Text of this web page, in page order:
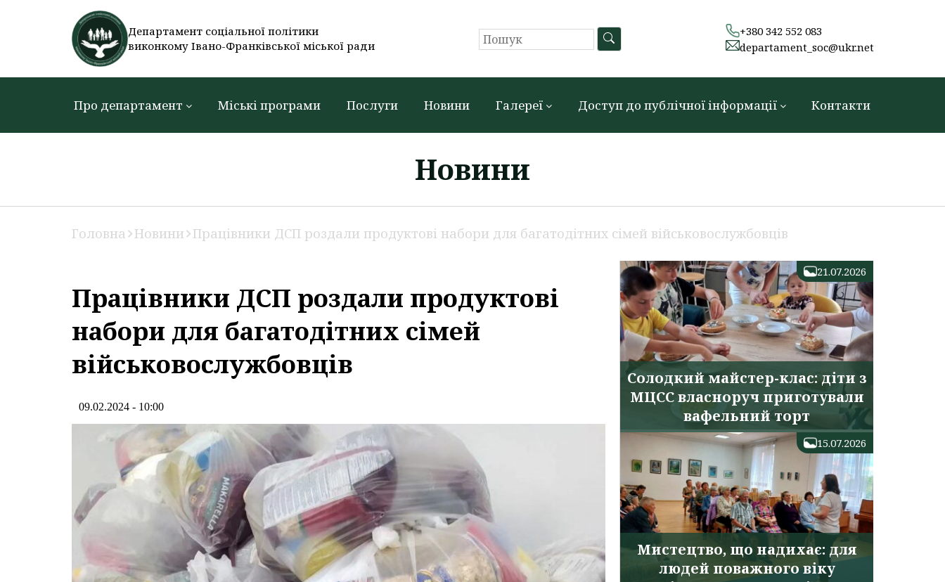
Департамент соціальної політики
виконкому Івано-Франківської міської ради
+380 342 552 083
departament_soc@ukr.net
Про департамент Міські програми Послуги Новини Галереї Доступ до публічної інформації Контакти
Новини
Головна Новини Працівники ДСП роздали продуктові набори для багатодітних сімей військовослужбовців
Працівники ДСП роздали продуктові
набори для багатодітних сімей
військовослужбовців
09.02.2024 - 10:00
Солодкий майстер-клас: діти з
МЦСС власноруч приготували
вафельний торт
21.07.2026
Мистецтво, що надихає: для
людей поважного віку
15.07.2026